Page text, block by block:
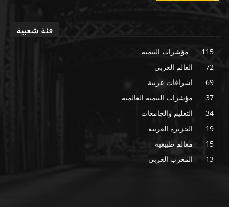
فئة شعبية
مؤشرات التنمية
115
العالم العربي
72
اشراقات عربية
69
مؤشرات التنمية العالمية
37
التعليم والجامعات
34
الجزيرة العربية
19
معالم طبيعية
15
المغرب العربي
13